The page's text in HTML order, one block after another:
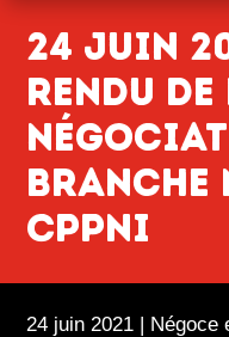
24 juin
rendu
branche
CPPNI
24 juin 2021 | Négoce